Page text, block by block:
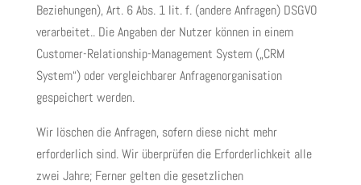
Beziehungen), Art. 6 Abs. 1 lit. f. (andere Anfragen) DSGVO
verarbeitet.. Die Angaben der Nutzer können in einem
Customer-Relationship-Management System („CRM
System“) oder vergleichbarer Anfragenorganisation
gespeichert werden.
Wir löschen die Anfragen, sofern diese nicht mehr
erforderlich sind. Wir überprüfen die Erforderlichkeit alle
zwei Jahre; Ferner gelten die gesetzlichen